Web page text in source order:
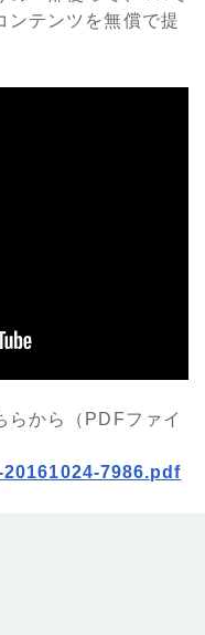
ンテンツを無償で提
らから（PDFファイ
7986.pdf